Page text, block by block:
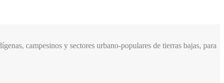
campesinos y sectores urbano-populares de tierras bajas, para